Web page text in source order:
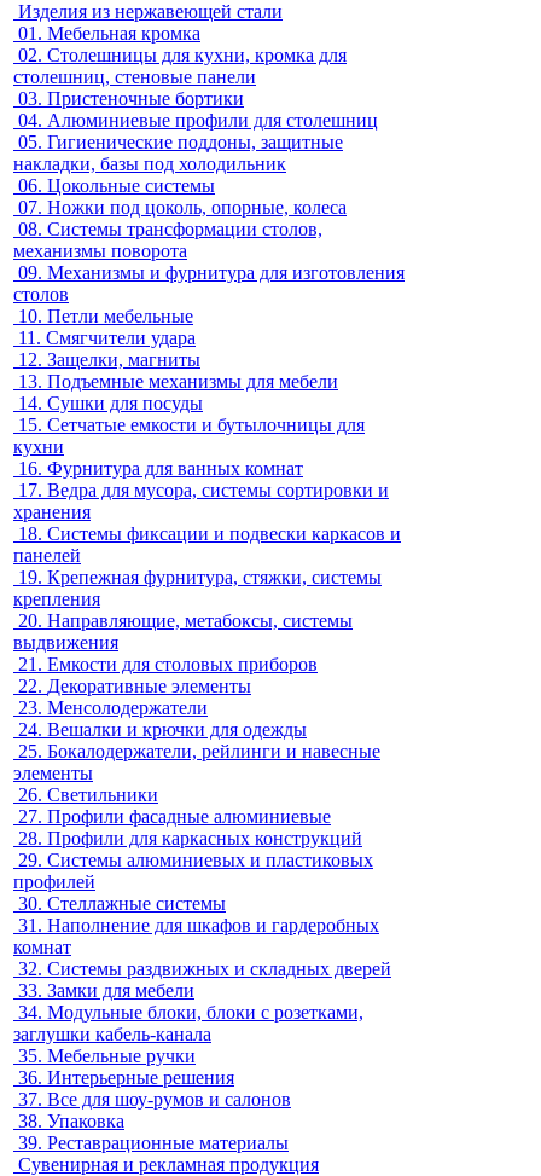
Изделия из нержавеющей стали
01. Мебельная кромка
02. Столешницы для кухни, кромка для
столешниц, стеновые панели
03. Пристеночные бортики
04. Алюминиевые профили для столешниц
05. Гигиенические поддоны, защитные
накладки, базы под холодильник
06. Цокольные системы
07. Ножки под цоколь, опорные, колеса
08. Системы трансформации столов,
механизмы поворота
09. Механизмы и фурнитура для изготовления
столов
10. Петли мебельные
11. Смягчители удара
12. Защелки, магниты
13. Подъемные механизмы для мебели
14. Сушки для посуды
15. Сетчатые емкости и бутылочницы для
кухни
16. Фурнитура для ванных комнат
17. Ведра для мусора, системы сортировки и
хранения
18. Системы фиксации и подвески каркасов и
панелей
19. Крепежная фурнитура, стяжки, системы
крепления
20. Направляющие, метабоксы, системы
выдвижения
21. Емкости для столовых приборов
22. Декоративные элементы
23. Менсолодержатели
24. Вешалки и крючки для одежды
25. Бокалодержатели, рейлинги и навесные
элементы
26. Светильники
27. Профили фасадные алюминиевые
28. Профили для каркасных конструкций
29. Системы алюминиевых и пластиковых
профилей
30. Стеллажные системы
31. Наполнение для шкафов и гардеробных
комнат
32. Системы раздвижных и складных дверей
33. Замки для мебели
34. Модульные блоки, блоки с розетками,
заглушки кабель-канала
35. Мебельные ручки
36. Интерьерные решения
37. Все для шоу-румов и салонов
38. Упаковка
39. Реставрационные материалы
Сувенирная и рекламная продукция